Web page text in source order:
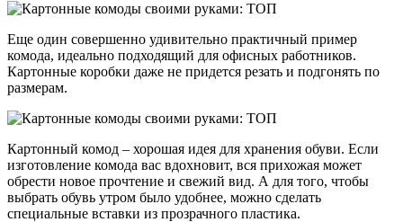
Еще один совершенно удивительно практичный пример
комода, идеально подходящий для офисных работников.
Картонные коробки даже не придется резать и подгонять по
размерам.
Картонный комод – хорошая идея для хранения обуви. Если
изготовление комода вас вдохновит, вся прихожая может
обрести новое прочтение и свежий вид. А для того, чтобы
выбрать обувь утром было удобнее, можно сделать
специальные вставки из прозрачного пластика.